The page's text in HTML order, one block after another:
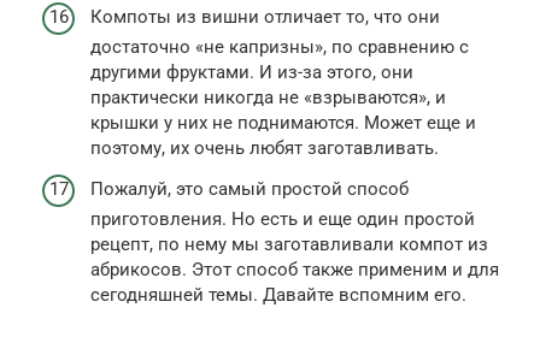
Компоты из вишни отличает то, что они
достаточно «не капризны», по сравнению с
другими фруктами. И из-за этого, они
практически никогда не «взрываются», и
крышки у них не поднимаются. Может еще и
поэтому, их очень любят заготавливать.
Пожалуй, это самый простой способ
приготовления. Но есть и еще один простой
рецепт, по нему мы заготавливали компот из
абрикосов. Этот способ также применим и для
сегодняшней темы. Давайте вспомним его.